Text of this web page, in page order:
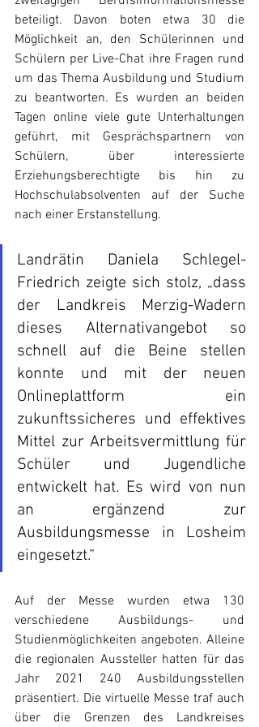
beteiligt. Davon boten etwa 30 die
Möglichkeit an, den Schülerinnen und
Schülern per Live-Chat ihre Fragen rund
um das Thema Ausbildung und Studium
zu beantworten. Es wurden an beiden
Tagen online viele gute Unterhaltungen
geführt, mit Gesprächspartnern von
Schülern, über interessierte
Erziehungsberechtigte bis hin zu
Hochschulabsolventen auf der Suche
nach einer Erstanstellung.
Landrätin Daniela Schlegel-
Friedrich zeigte sich stolz, „dass
der Landkreis Merzig-Wadern
dieses Alternativangebot so
schnell auf die Beine stellen
konnte und mit der neuen
Onlineplattform ein
zukunftssicheres und effektives
Mittel zur Arbeitsvermittlung für
Schüler und Jugendliche
entwickelt hat. Es wird von nun
an ergänzend zur
Ausbildungsmesse in Losheim
eingesetzt.“
Auf der Messe wurden etwa 130
verschiedene Ausbildungs- und
Studienmöglichkeiten angeboten. Alleine
die regionalen Aussteller hatten für das
Jahr 2021 240 Ausbildungsstellen
präsentiert. Die virtuelle Messe traf auch
über die Grenzen des Landkreises